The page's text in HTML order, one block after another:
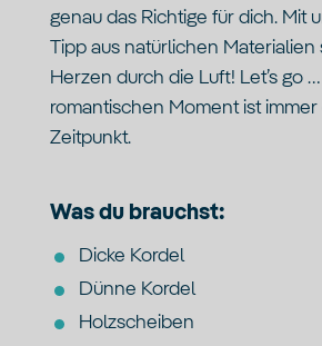
genau das Richtige für dich. Mit
Tipp aus natürlichen
Herzen durch die Luft! Let’s go
romantischen Moment ist
Zeitpunkt.
Was du brauchst:
Dicke Kordel
Dünne Kordel
Holzscheiben